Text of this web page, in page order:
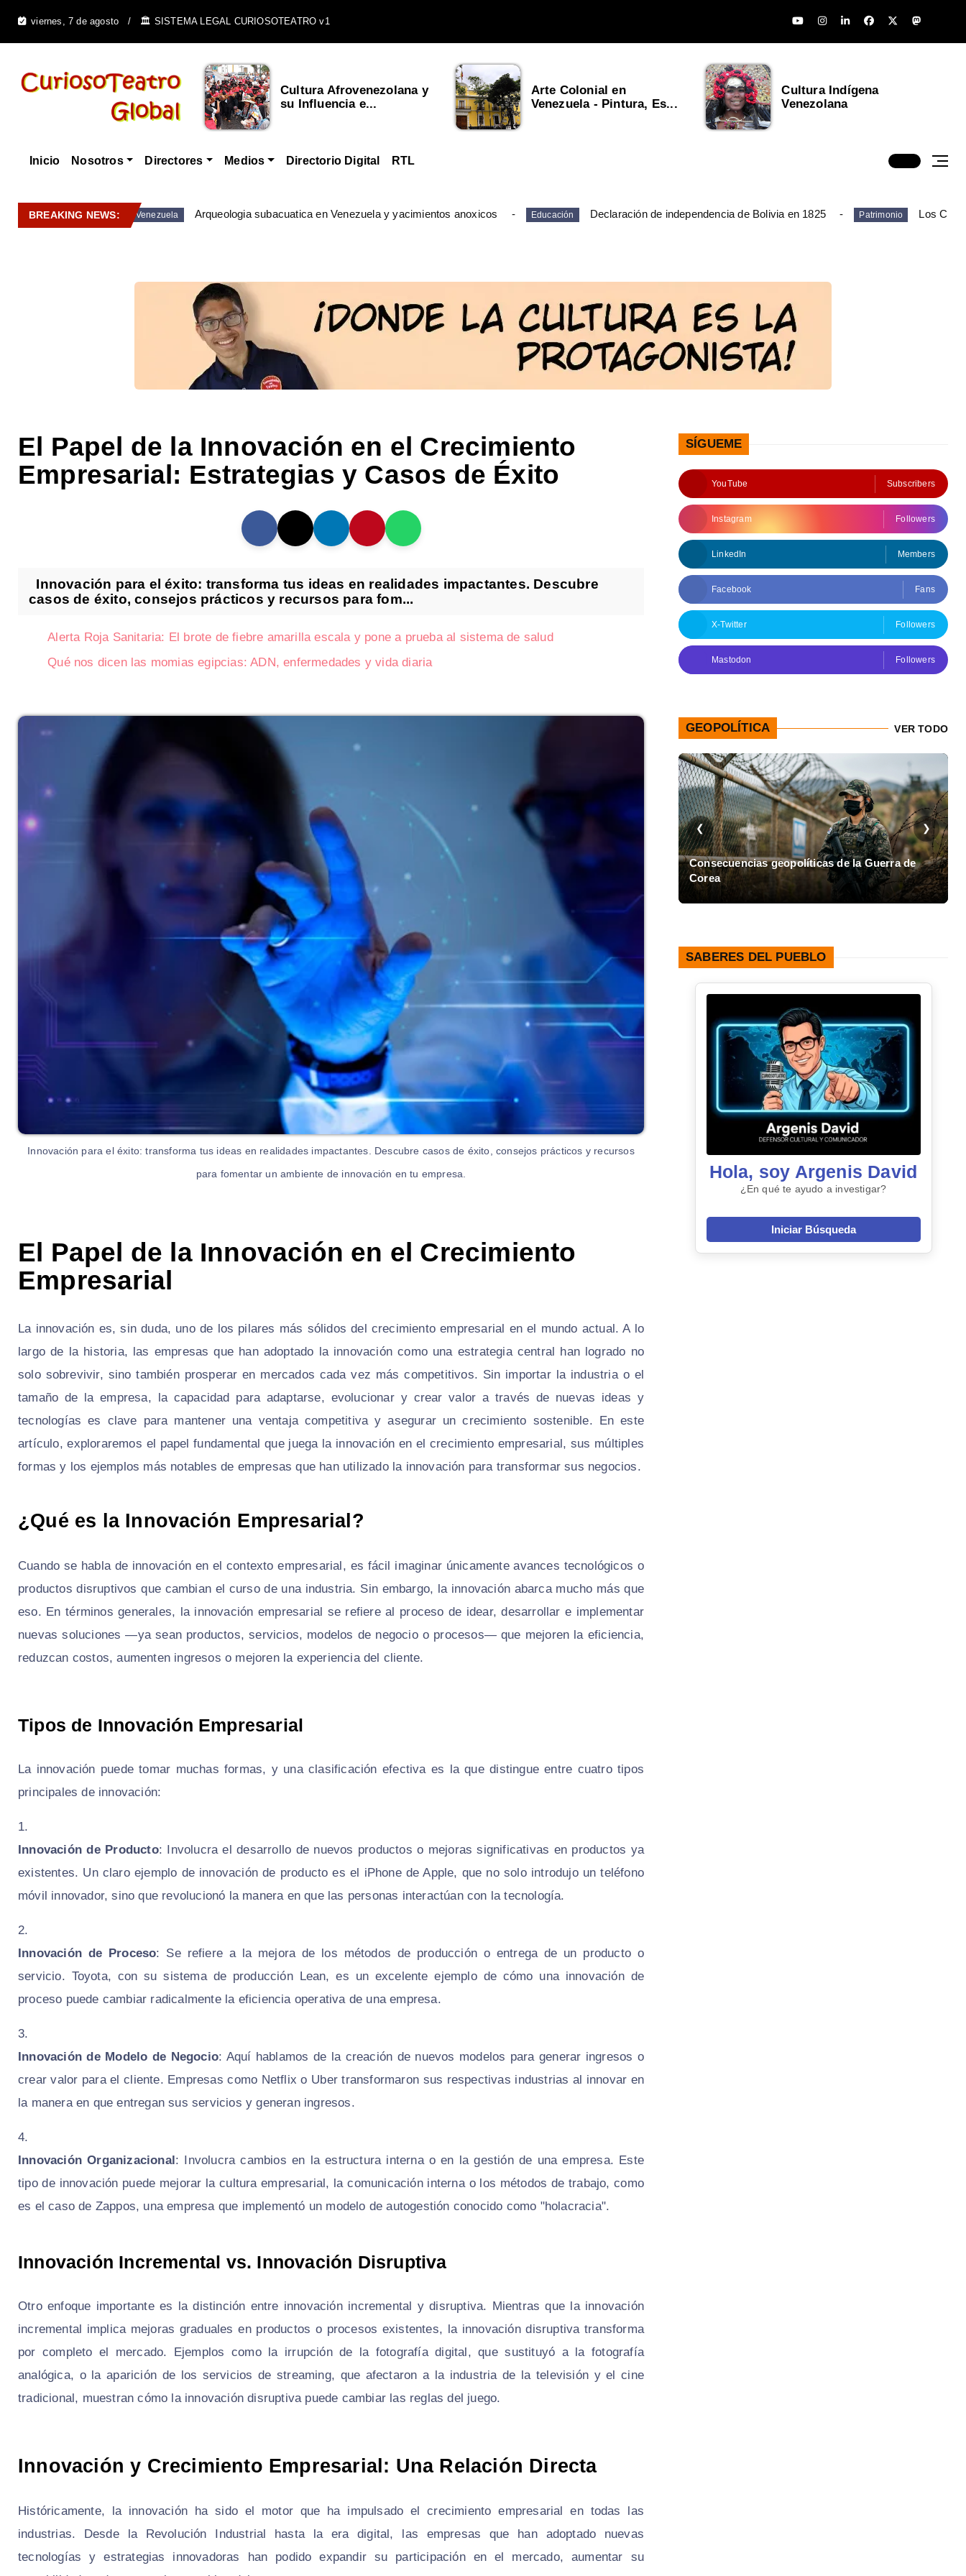
viernes, 7 de agosto 🏛️ SISTEMA LEGAL CURIOSOTEATRO v1
Cultura Afrovenezolana y
su Influencia e...
Arte Colonial en
Venezuela - Pintura, Es...
Cultura Indígena
Venezolana
Inicio Nosotros Directores Medios Directorio Digital RTL
BREAKING NEWS: Venezuela Arqueologia subacuatica en Venezuela y yacimientos anoxicos Educación Declaración de independencia de Bolivia en 1825 Patrimonio Los
El Papel de la Innovación en el Crecimiento
Empresarial: Estrategias y Casos de Éxito
Innovación para el éxito: transforma tus ideas en realidades impactantes. Descubre
casos de éxito, consejos prácticos y recursos para fom...
Alerta Roja Sanitaria: El brote de fiebre amarilla escala y pone a prueba al sistema de salud
Qué nos dicen las momias egipcias: ADN, enfermedades y vida diaria
Innovación para el éxito: transforma tus ideas en realidades impactantes. Descubre casos de éxito, consejos prácticos y recursos
para fomentar un ambiente de innovación en tu empresa.
El Papel de la Innovación en el Crecimiento
Empresarial
La innovación es, sin duda, uno de los pilares más sólidos del crecimiento empresarial en el mundo actual. A lo
largo de la historia, las empresas que han adoptado la innovación como una estrategia central han logrado no
solo sobrevivir, sino también prosperar en mercados cada vez más competitivos. Sin importar la industria o el
tamaño de la empresa, la capacidad para adaptarse, evolucionar y crear valor a través de nuevas ideas y
tecnologías es clave para mantener una ventaja competitiva y asegurar un crecimiento sostenible. En este
artículo, exploraremos el papel fundamental que juega la innovación en el crecimiento empresarial, sus múltiples
formas y los ejemplos más notables de empresas que han utilizado la innovación para transformar sus negocios.
¿Qué es la Innovación Empresarial?
Cuando se habla de innovación en el contexto empresarial, es fácil imaginar únicamente avances tecnológicos o
productos disruptivos que cambian el curso de una industria. Sin embargo, la innovación abarca mucho más que
eso. En términos generales, la innovación empresarial se refiere al proceso de idear, desarrollar e implementar
nuevas soluciones —ya sean productos, servicios, modelos de negocio o procesos— que mejoren la eficiencia,
reduzcan costos, aumenten ingresos o mejoren la experiencia del cliente.
Tipos de Innovación Empresarial
La innovación puede tomar muchas formas, y una clasificación efectiva es la que distingue entre cuatro tipos
principales de innovación:
Innovación de Producto: Involucra el desarrollo de nuevos productos o mejoras significativas en productos ya
existentes. Un claro ejemplo de innovación de producto es el iPhone de Apple, que no solo introdujo un teléfono
móvil innovador, sino que revolucionó la manera en que las personas interactúan con la tecnología.
Innovación de Proceso: Se refiere a la mejora de los métodos de producción o entrega de un producto o
servicio. Toyota, con su sistema de producción Lean, es un excelente ejemplo de cómo una innovación de
proceso puede cambiar radicalmente la eficiencia operativa de una empresa.
Innovación de Modelo de Negocio: Aquí hablamos de la creación de nuevos modelos para generar ingresos o
crear valor para el cliente. Empresas como Netflix o Uber transformaron sus respectivas industrias al innovar en
la manera en que entregan sus servicios y generan ingresos.
Innovación Organizacional: Involucra cambios en la estructura interna o en la gestión de una empresa. Este
tipo de innovación puede mejorar la cultura empresarial, la comunicación interna o los métodos de trabajo, como
es el caso de Zappos, una empresa que implementó un modelo de autogestión conocido como "holacracia".
Innovación Incremental vs. Innovación Disruptiva
Otro enfoque importante es la distinción entre innovación incremental y disruptiva. Mientras que la innovación
incremental implica mejoras graduales en productos o procesos existentes, la innovación disruptiva transforma
por completo el mercado. Ejemplos como la irrupción de la fotografía digital, que sustituyó a la fotografía
analógica, o la aparición de los servicios de streaming, que afectaron a la industria de la televisión y el cine
tradicional, muestran cómo la innovación disruptiva puede cambiar las reglas del juego.
Innovación y Crecimiento Empresarial: Una Relación Directa
Históricamente, la innovación ha sido el motor que ha impulsado el crecimiento empresarial en todas las
industrias. Desde la Revolución Industrial hasta la era digital, las empresas que han adoptado nuevas
tecnologías y estrategias innovadoras han podido expandir su participación en el mercado, aumentar su
SÍGUEME
YouTube Subscribers
Instagram Followers
LinkedIn Members
Facebook Fans
X-Twitter Followers
Mastodon Followers
GEOPOLÍTICA VER TODO
❮
Subasta de CITGO: Cronograma y Ofertas en
Consecuencias geopolíticas de la Guerra de
Corea
❯
SABERES DEL PUEBLO
Hola, soy Argenis David
¿En qué te ayudo a investigar?
Iniciar Búsqueda